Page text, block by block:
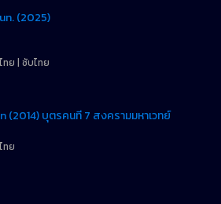
(2025)
ทย | ซับไทย
(2014) บุตรคนที่ 7 สงครามมหาเวทย์
ทย